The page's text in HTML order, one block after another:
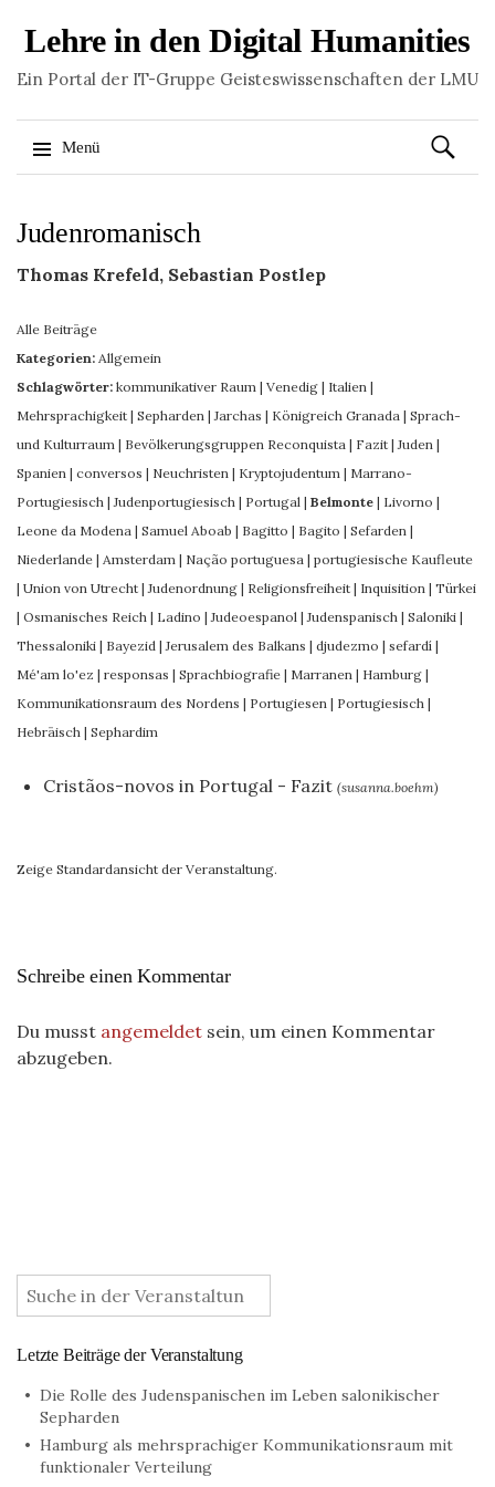
Lehre in den Digital Humanities
Ein Portal der IT-Gruppe Geisteswissenschaften der LMU
Menü
zum
Suchen
nach:
Judenromanisch
Thomas Krefeld, Sebastian Postlep
Alle Beiträge
Kategorien: Allgemein
Schlagwörter: kommunikativer Raum | Venedig | Italien |
Mehrsprachigkeit | Sepharden |Jarchas | Königreich Granada | Sprach-
und Kulturraum | Bevölkerungsgruppen Reconquista | Fazit |Juden |
Spanien | conversos | Neuchristen | Kryptojudentum | Marrano-
Portugiesisch |Judenportugiesisch | Portugal | Belmonte | Livorno |
Leone da Modena | Samuel Aboab | Bagitto | Bagito | Sefarden |
Niederlande | Amsterdam | Nação portuguesa | portugiesische Kaufleute
| Union von Utrecht |Judenordnung | Religionsfreiheit | Inquisition | Türkei
| Osmanisches Reich | Ladino |Judeoespanol |Judenspanisch | Saloniki |
Thessaloniki | Bayezid |Jerusalem des Balkans | djudezmo | sefardí |
Mé'am lo'ez | responsas | Sprachbiografie | Marranen | Hamburg |
Kommunikationsraum des Nordens | Portugiesen | Portugiesisch |
Hebräisch | Sephardim
Cristãos-novos in Portugal - Fazit (susanna.boehm)
Zeige Standardansicht der Veranstaltung.
Schreibe einen Kommentar
Du musst angemeldet sein, um einen Kommentar
abzugeben.
:
Letzte Beiträge der Veranstaltung
Die Rolle des Judenspanischen im Leben salonikischer
Sepharden
Hamburg als mehrsprachiger Kommunikationsraum mit
funktionaler Verteilung